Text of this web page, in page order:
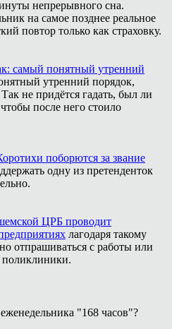
непрерывного сна.
на самое позднее реальное
повтор только как страховку.
самый понятный утренний
утренний порядок,
не придётся гадать, был ли
после него стоило
поборются за звание
одну из претенденток
ЦРБ проводит
лагодаря такому
отпрашиваться с работы или
поликлиники.
"168 часов"?